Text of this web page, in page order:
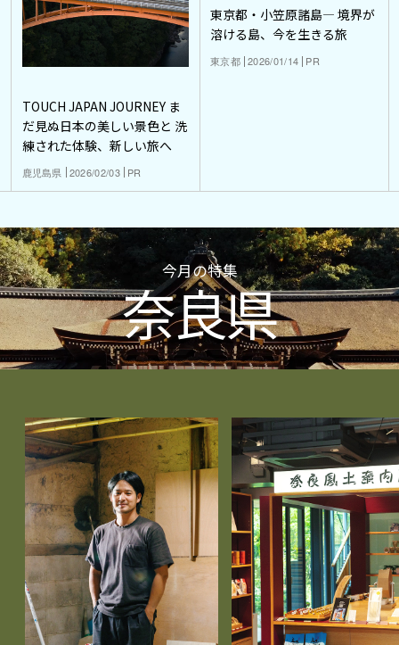
TOUCH JAPAN JOURNEY ま
だ見ぬ日本の美しい景色と 洗
練された体験、新しい旅へ
鹿児島県 2026/02/03 PR
東京都・小笠原諸島― 境界が
溶ける島、今を生きる旅
東京都 2026/01/14 PR
今月の特集
奈良県